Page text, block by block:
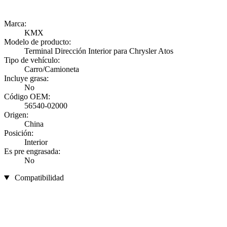
Marca:
KMX
Modelo de producto:
Terminal Dirección Interior para Chrysler Atos
Tipo de vehículo:
Carro/Camioneta
Incluye grasa:
No
Código OEM:
56540-02000
Origen:
China
Posición:
Interior
Es pre engrasada:
No
Compatibilidad